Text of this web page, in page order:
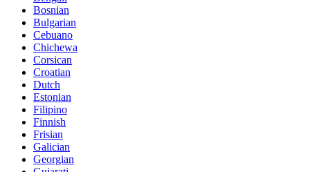
Bosnian
Bulgarian
Cebuano
Chichewa
Corsican
Croatian
Dutch
Estonian
Filipino
Finnish
Frisian
Galician
Georgian